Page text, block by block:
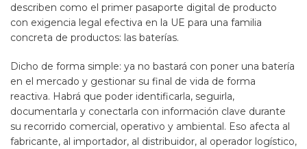
describen como el primer pasaporte digital de producto
con exigencia legal efectiva en la UE para una familia
concreta de productos: las baterías.
Dicho de forma simple: ya no bastará con poner una batería
en el mercado y gestionar su final de vida de forma
reactiva. Habrá que poder identificarla, seguirla,
documentarla y conectarla con información clave durante
su recorrido comercial, operativo y ambiental. Eso afecta al
fabricante, al importador, al distribuidor, al operador logístico,